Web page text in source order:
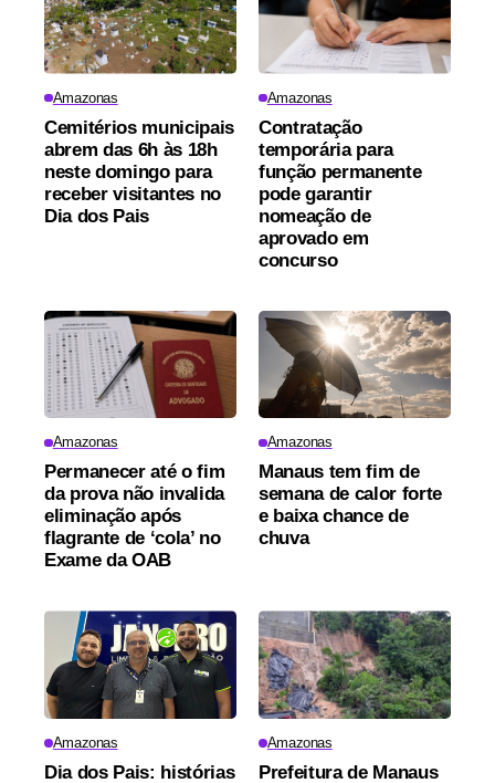
Amazonas
Cemitérios municipais
abrem das 6h às 18h
neste domingo para
receber visitantes no
Dia dos Pais
Amazonas
Contratação
temporária para
função permanente
pode garantir
nomeação de
aprovado em
concurso
Amazonas
Permanecer até o fim
da prova não invalida
eliminação após
flagrante de ‘cola’ no
Exame da OAB
Amazonas
Manaus tem fim de
semana de calor forte
e baixa chance de
chuva
Amazonas
Dia dos Pais: histórias
Amazonas
Prefeitura de Manaus